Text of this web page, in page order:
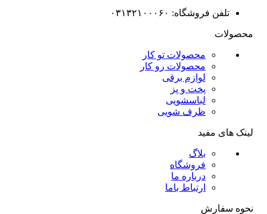
تلفن فروشگاه: ۰۳۱۳۲۱۰۰۰۶۰
محصولات
محصولات تو کار
محصولات رو کار
لوازم برقی
پخت و پز
لباسشویی
ظرف شویی
لینک های مفید
بلاگ
فروشگاه
درباره ما
ارتباط باما
نحوه سفارش